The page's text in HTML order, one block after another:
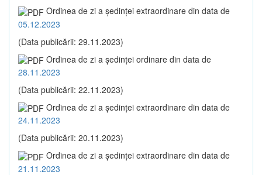
Ordinea de zi a şedinţei extraordinare din data de
05.12.2023
(Data publicării: 29.11.2023)
Ordinea de zi a şedinţei ordinare din data de
28.11.2023
(Data publicării: 22.11.2023)
Ordinea de zi a şedinţei extraordinare din data de
24.11.2023
(Data publicării: 20.11.2023)
Ordinea de zi a şedinţei extraordinare din data de
21.11.2023